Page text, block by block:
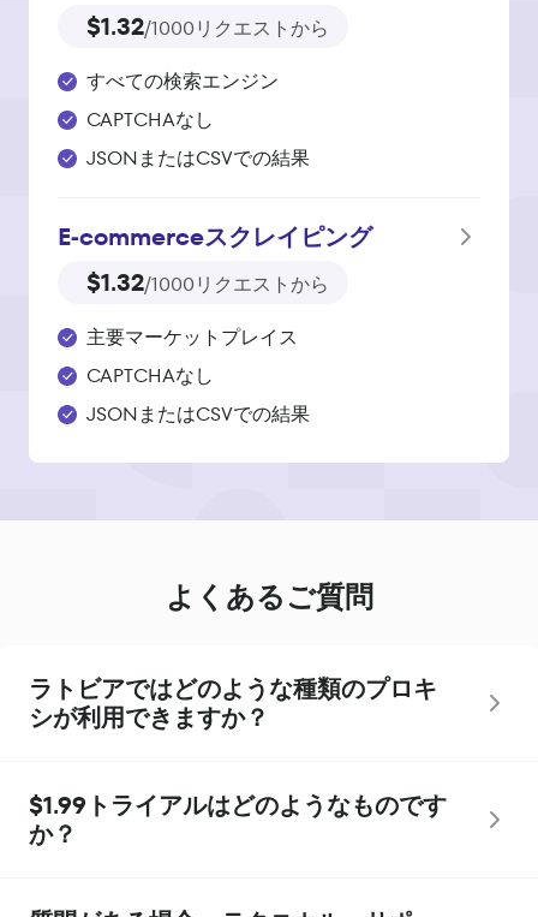
$1.32/1000リクエストから
すべての検索エンジン
CAPTCHAなし
JSONまたはCSVでの結果
E‑commerceスクレイピング
$1.32/1000リクエストから
主要マーケットプレイス
CAPTCHAなし
JSONまたはCSVでの結果
よくあるご質問
ラトビアではどのような種類のプロキ
シが利用できますか？
$1.99トライアルはどのようなものです
か？